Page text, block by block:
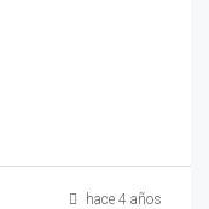
hace 4 años